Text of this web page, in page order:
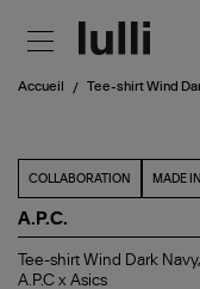
Accueil Tee-shirt Wind
COLLABORATION MADE
A.P.C.
Tee-
shirt
Tee-shirt Wind Dark
A.P.C x Asics